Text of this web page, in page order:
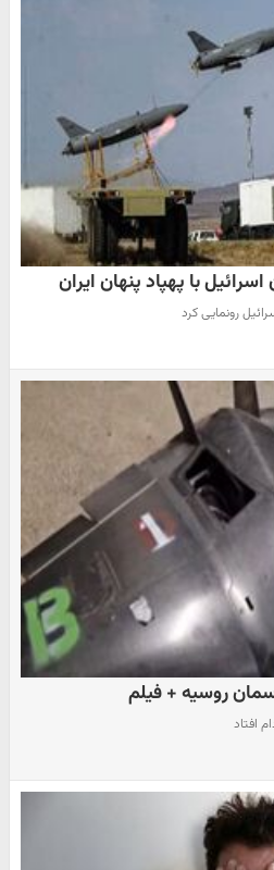
با پهپاد پنهان ایران
رونمایی کرد
روسیه + فیلم
افتاد